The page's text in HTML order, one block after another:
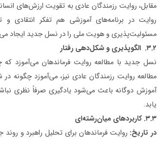
مقابل، روایت رزمندگان عادی به تقویت ارزش‌های
روایت در برنامه‌های آموزشی هم تفکر
مسئولیت‌پذیری و هویت ملی را در نسل جدید ایجاد
۳.۲. الگوپذیری و شکل‌دهی رفتار
نسل جدید با مطالعه روایت فرماندهان می‌آموزد
مطالعه روایت رزمندگان عادی نیز، می‌آموزد
آموزش دوگانه باعث می‌شود یادگیری صرفاً نظری
یابد.
۳.۳.کاربردهای میان‌رشته‌ای
در تاریخ: روایت فرماندهان برای تحلیل راهبرد و